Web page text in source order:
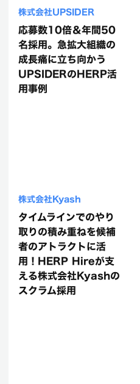
株式会社UPSIDER
応募数10倍＆年間50
名採用。急拡大組織の
成長痛に立ち向かう
UPSIDERのHERP活
用事例
株式会社Kyash
タイムラインでのやり
取りの積み重ねを候補
者のアトラクトに活
用！HERP Hireが支
える株式会社Kyashの
スクラム採用